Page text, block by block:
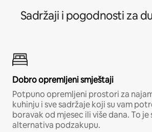
Sadržaji i pogodnosti za
Dobro opremljeni smještaji
Potpuno opremljeni prostori za
kuhinju i sve sadržaje koji su vam
boravak od mjesec ili više dana. To je
alternativa podzakupu.